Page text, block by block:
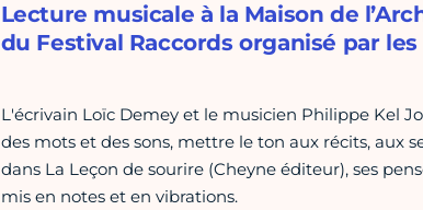
Lecture musicale à la Maison de
du Festival Raccords organisé par
L'écrivain Loïc Demey et le musicien Philippe Kel
des mots et des sons, mettre le ton aux récits, aux
dans La Leçon de sourire (Cheyne éditeur), ses
mis en notes et en vibrations.